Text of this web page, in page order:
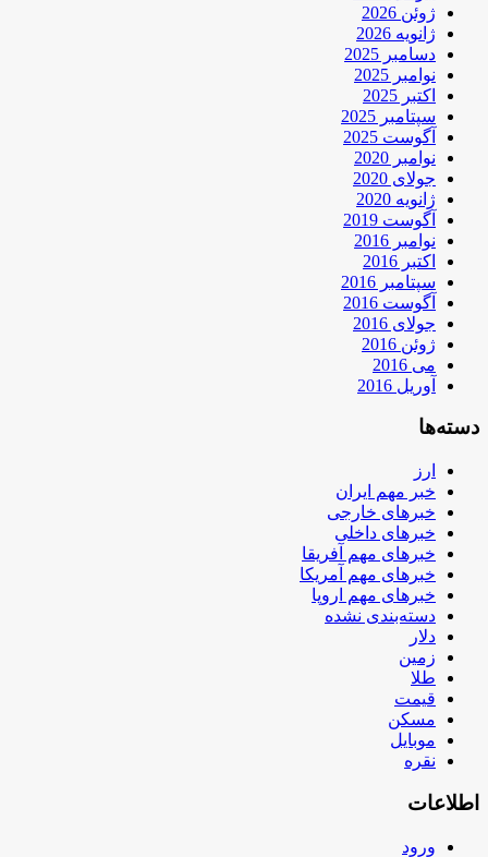
ژوئن 2026
ژانویه 2026
دسامبر 2025
نوامبر 2025
اکتبر 2025
سپتامبر 2025
آگوست 2025
نوامبر 2020
جولای 2020
ژانویه 2020
آگوست 2019
نوامبر 2016
اکتبر 2016
سپتامبر 2016
آگوست 2016
جولای 2016
ژوئن 2016
می 2016
آوریل 2016
دسته‌ها
ارز
خبر مهم ایران
خبرهای خارجی
خبرهای داخلی
خبرهای مهم آفریقا
خبرهای مهم آمریکا
خبرهای مهم اروپا
دسته‌بندی نشده
دلار
زمین
طلا
قیمت
مسکن
موبایل
نقره
اطلاعات
ورود